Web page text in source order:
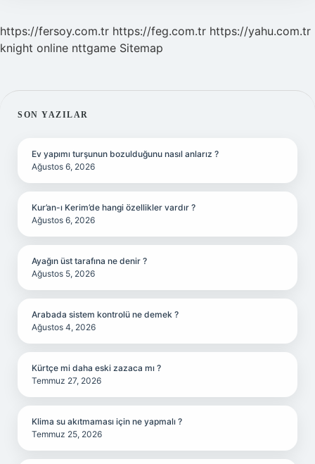
https://fersoy.com.tr https://feg.com.tr https://yahu.com.tr
knight online nttgame Sitemap
SIDEBAR
SON YAZILAR
Ev yapımı turşunun bozulduğunu nasıl anlarız ?
Ağustos 6, 2026
Kur’an-ı Kerim’de hangi özellikler vardır ?
Ağustos 6, 2026
Ayağın üst tarafına ne denir ?
Ağustos 5, 2026
Arabada sistem kontrolü ne demek ?
Ağustos 4, 2026
Kürtçe mi daha eski zazaca mı ?
Temmuz 27, 2026
Klima su akıtmaması için ne yapmalı ?
Temmuz 25, 2026